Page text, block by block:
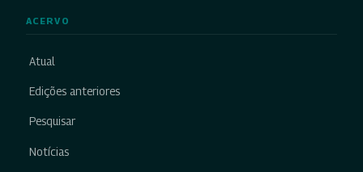
ACERVO
Atual
Edições anteriores
Pesquisar
Notícias